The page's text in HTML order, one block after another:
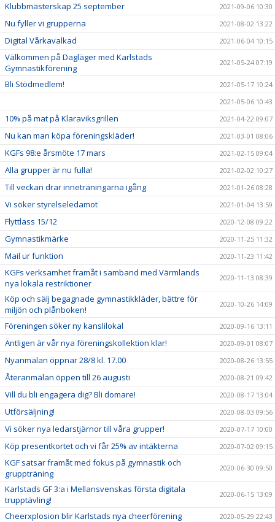
Klubbmästerskap 25 september 2021-09-06 10:30
Nu fyller vi grupperna 2021-08-02 13:22
Digital Vårkavalkad 2021-06-04 10:15
Välkommen på Dagläger med Karlstads
Gymnastikförening
2021-05-24 07:19
Bli Stödmedlem!
2021-05-17 10:24
2021-05-06 10:43
10% på mat på Klaraviksgrillen 2021-04-22 09:07
Nu kan man köpa föreningskläder! 2021-03-01 08:06
KGFs 98:e årsmöte 17 mars 2021-02-15 09:04
Alla grupper är nu fulla! 2021-02-02 10:27
Till veckan drar inneträningarna igång 2021-01-26 08:28
Vi söker styrelseledamot 2021-01-04 13:59
Flyttlass 15/12 2020-12-08 09:22
Gymnastikmärke 2020-11-25 11:32
Mail ur funktion 2020-11-23 11:42
KGFs verksamhet framåt i samband med Värmlands
nya lokala restriktioner
2020-11-13 08:39
Köp och sälj begagnade gymnastikkläder, bättre för
miljön och plånboken!
2020-10-26 14:09
Föreningen söker ny kanslilokal 2020-09-16 13:11
Äntligen är vår nya föreningskollektion klar! 2020-09-01 08:07
Nyanmälan öppnar 28/8 kl. 17.00 2020-08-26 13:55
Återanmälan öppen till 26 augusti 2020-08-21 09:42
Vill du bli engagera dig? Bli domare! 2020-08-17 13:04
Utförsäljning! 2020-08-03 09:56
Vi söker nya ledarstjärnor till våra grupper! 2020-07-17 10:00
Köp presentkortet och vi får 25% av intäkterna 2020-07-02 09:15
KGF satsar framåt med fokus på gymnastik och
gruppträning
2020-06-30 09:50
Karlstads GF 3:a i Mellansvenskas första digitala
trupptävling!
2020-06-15 13:09
Cheerxplosion blir Karlstads nya cheerförening 2020-05-29 22:43